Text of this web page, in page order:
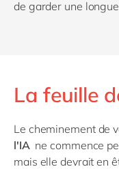
de garder une
La feuille
Le cheminement de
l'IA ne commence
mais elle devrait en